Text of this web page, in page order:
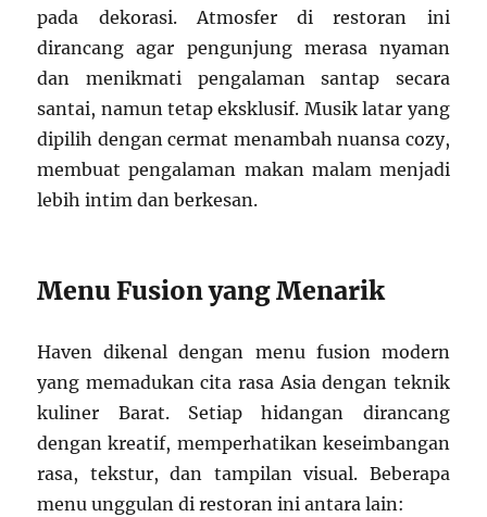
pada dekorasi. Atmosfer di restoran ini
dirancang agar pengunjung merasa nyaman
dan menikmati pengalaman santap secara
santai, namun tetap eksklusif. Musik latar yang
dipilih dengan cermat menambah nuansa cozy,
membuat pengalaman makan malam menjadi
lebih intim dan berkesan.
Menu Fusion yang Menarik
Haven dikenal dengan menu fusion modern
yang memadukan cita rasa Asia dengan teknik
kuliner Barat. Setiap hidangan dirancang
dengan kreatif, memperhatikan keseimbangan
rasa, tekstur, dan tampilan visual. Beberapa
menu unggulan di restoran ini antara lain: